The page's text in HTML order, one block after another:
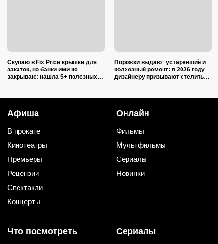
Скупаю в Fix Price крышки для
закаток, но банки ими не
закрываю: нашла 5+ полезных
Порожки выдают устаревший и
колхозный ремонт: в 2026 году
дизайнеру призывают стелить
Афиша
В прокате
Кинотеатры
Премьеры
Рецензии
Спектакли
Концерты
Онлайн
Фильмы
Мультфильмы
Сериалы
Новинки
Что посмотреть Сериалы